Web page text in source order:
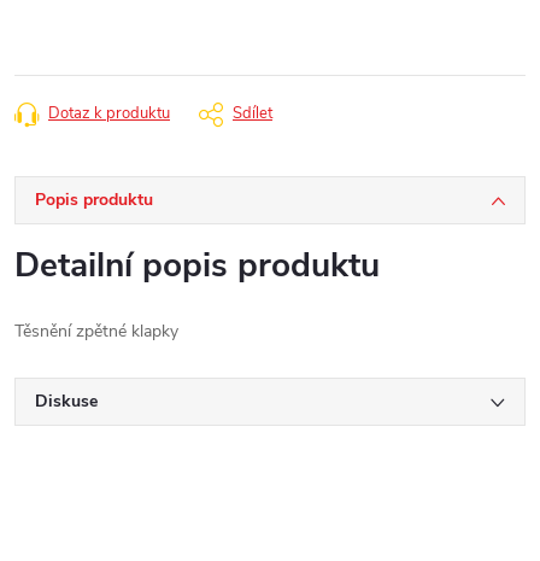
Dotaz k produktu Sdílet
Popis produktu
Detailní popis produktu
Těsnění zpětné klapky
Diskuse